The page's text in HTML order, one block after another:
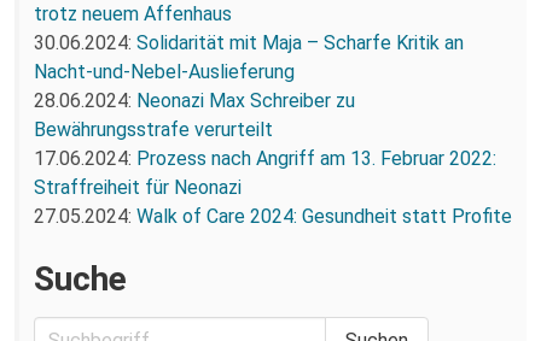
trotz neuem Affenhaus
30.06.2024: Solidarität mit Maja – Scharfe Kritik an
Nacht-und-Nebel-Auslieferung
28.06.2024: Neonazi Max Schreiber zu
Bewährungsstrafe verurteilt
17.06.2024: Prozess nach Angriff am 13. Februar 2022:
Straffreiheit für Neonazi
27.05.2024: Walk of Care 2024: Gesundheit statt Profite
Suche